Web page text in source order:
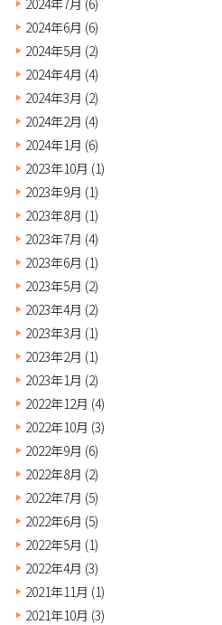
2024年6月 (6)
2024年5月 (2)
2024年4月 (4)
2024年3月 (2)
2024年2月 (4)
2024年1月 (6)
2023年10月 (1)
2023年9月 (1)
2023年8月 (1)
2023年7月 (4)
2023年6月 (1)
2023年5月 (2)
2023年4月 (2)
2023年3月 (1)
2023年2月 (1)
2023年1月 (2)
2022年12月 (4)
2022年10月 (3)
2022年9月 (6)
2022年8月 (2)
2022年7月 (5)
2022年6月 (5)
2022年5月 (1)
2022年4月 (3)
2021年11月 (1)
2021年10月 (3)